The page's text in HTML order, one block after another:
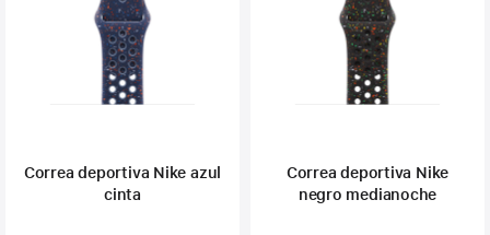
Correa deportiva Nike azul
cinta
Correa deportiva Nike
negro medianoche